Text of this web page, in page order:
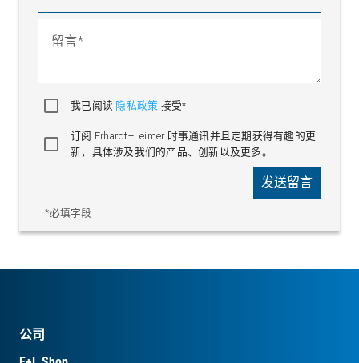
留言
我已阅读 隐私政策 接受*
订阅 Erhardt+Leimer 时事通讯并且定期获得有趣的更
新，具体涉及我们的产品、创新以及更多。
*必填字段
发送留言
公司